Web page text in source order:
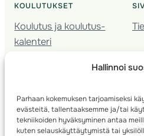
Hallinnoi
Parhaan kokemuksen tarjoamiseksi
evästeitä, tallentaaksemme ja/tai
tekniikoiden hyväksyminen antaa
kuten selauskäyttäytymistä tai
KOULUTUKSET
Koulutus ja koulutus­
kalenteri
Seura­kehittäminen
Kartoitus
Ratamestari